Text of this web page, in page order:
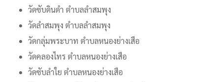
วัดซับดินดำ ตำบลลำสมพุง
วัดลำสมพุง ตำบลลำสมพุง
วัดกลุ่มพระบาท ตำบลหนองย่างเสือ
วัดคลองไทร ตำบลหนองย่างเสือ
วัดซับลำใย ตำบลหนองย่างเสือ